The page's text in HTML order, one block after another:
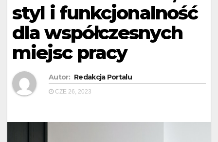
styl i funkcjonalność
dla współczesnych
miejsc pracy
Autor: Redakcja Portalu
CZE 26, 2023